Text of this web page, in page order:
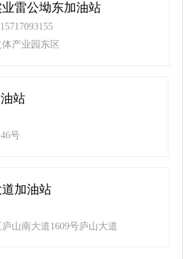
雷公坳东加油站
产业园东区
站
号
加油站
山南大道1609号庐山大道